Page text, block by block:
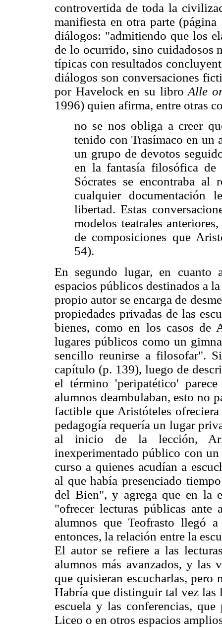
controvertida de toda la
manifiesta en otra parte
diálogos: "admitiendo que los
de lo ocurrido, sino cuidadosos
típicas con resultados
diálogos son conversaciones
por Havelock en su libroAlle
1996) quien afirma, entre otras
no se nos obliga a creer
tenido con Trasímaco en un
un grupo de devotos
en la fantasía filosófica
Sócrates se encontraba al
cualquier
libertad. Estas
modelos teatrales
de composiciones que
54).
En segundo lugar, en
espacios públicos destinados a
propio autor se encarga de
propiedades privadas de las
bienes, como en los casos de
lugares públicos como un
sencillo reunirse a filosofar".
capítulo (p. 139), luego de
el término 'peripatético'
alumnos deambulaban, esto no
factible que Aristóteles
pedagogía requería un lugar
al inicio de la lección,
inexperimentado público con
curso a quienes acudían a
al que había presenciado
del Bien", y agrega que en la
"ofrecer lecturas públicas
alumnos que Teofrasto llegó
entonces, la relación entre la
El autor se refiere a las
alumnos más avanzados, y las
que quisieran escucharlas, pero
Habría que distinguir tal vez las
escuela y las conferencias,
Liceo o en otros espacios